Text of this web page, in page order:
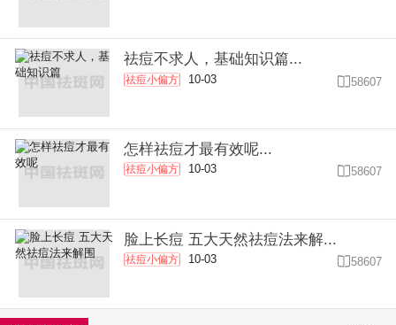
祛痘不求人，基础知识篇...
祛痘小偏方 10-03 58607
怎样祛痘才最有效呢...
祛痘小偏方 10-03 58607
脸上长痘 五大天然祛痘法来解...
祛痘小偏方 10-03 58607